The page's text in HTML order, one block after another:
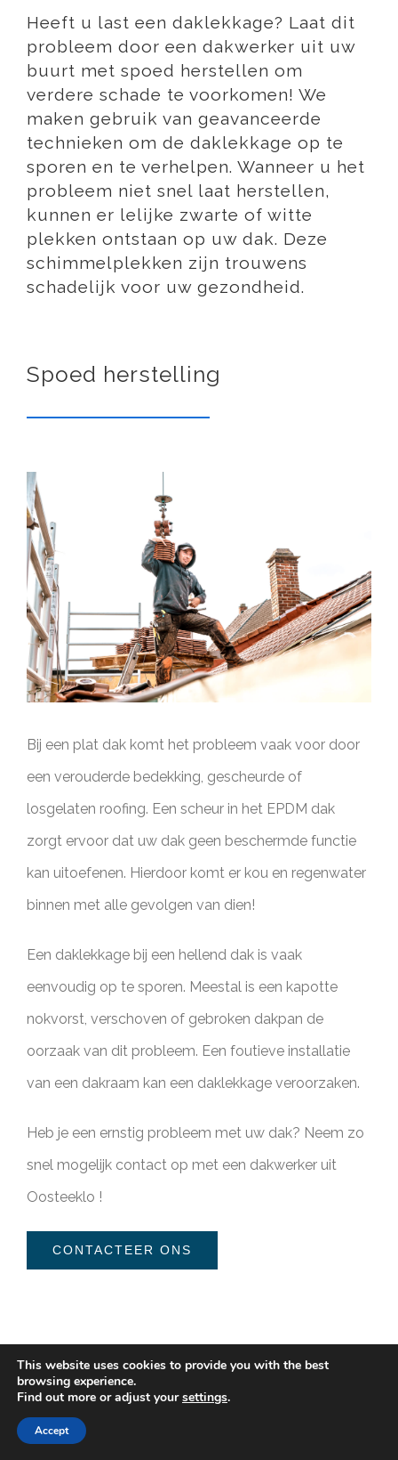
Heeft u last een daklekkage? Laat dit
probleem door een dakwerker uit uw
buurt met spoed herstellen om
verdere schade te voorkomen! We
maken gebruik van geavanceerde
technieken om de daklekkage op te
sporen en te verhelpen. Wanneer u het
probleem niet snel laat herstellen,
kunnen er lelijke zwarte of witte
plekken ontstaan op uw dak. Deze
schimmelplekken zijn trouwens
schadelijk voor uw gezondheid.
Spoed herstelling
Bij een plat dak komt het probleem vaak voor door
een verouderde bedekking, gescheurde of
losgelaten roofing. Een scheur in het EPDM dak
zorgt ervoor dat uw dak geen beschermde functie
kan uitoefenen. Hierdoor komt er kou en regenwater
binnen met alle gevolgen van dien!
Een daklekkage bij een hellend dak is vaak
eenvoudig op te sporen. Meestal is een kapotte
nokvorst, verschoven of gebroken dakpan de
oorzaak van dit probleem. Een foutieve installatie
van een dakraam kan een daklekkage veroorzaken.
Heb je een ernstig probleem met uw dak? Neem zo
snel mogelijk contact op met een dakwerker uit
Oosteeklo !
CONTACTEER ONS
Dak herstelling (plat dak)
This website uses cookies to provide you with the best
browsing experience.
Find out more or adjust yoursettings.
Accept